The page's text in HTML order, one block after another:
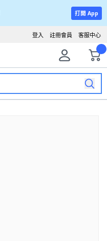
打開 App
客服中心
註冊會員
登入